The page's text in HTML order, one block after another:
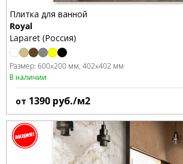
Плитка для ванной
Royal
Laparet (Россия)
Размер: 600x200 мм 402x402 мм
В наличии
от 1390 руб./м2